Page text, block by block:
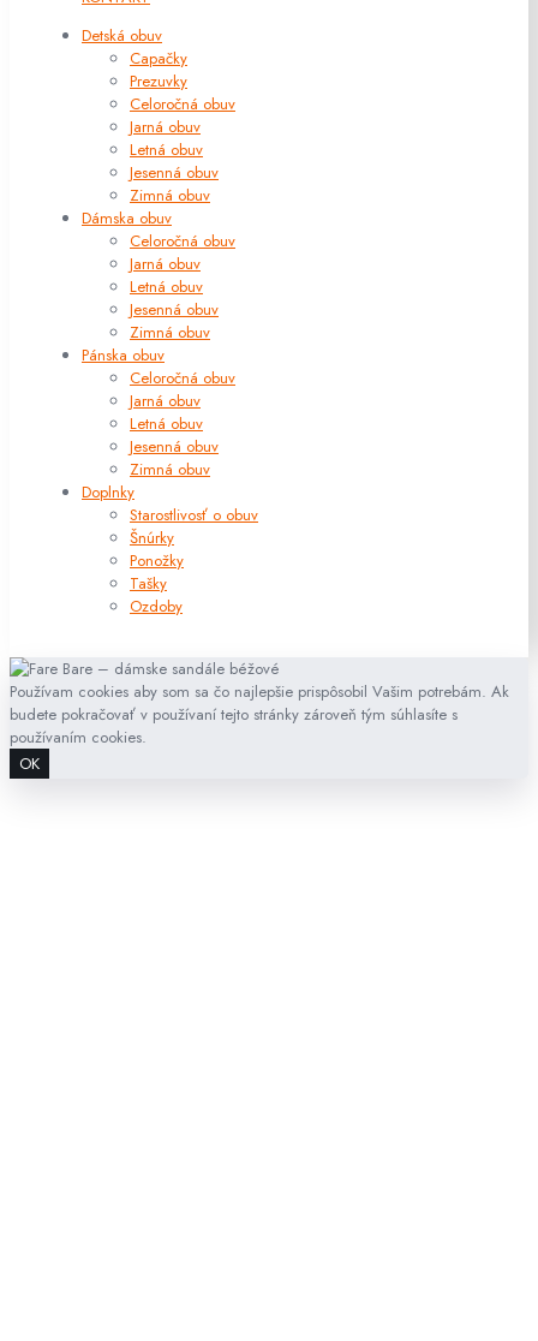
Detská obuv
Capačky
Prezuvky
Celoročná obuv
Jarná obuv
Letná obuv
Jesenná obuv
Zimná obuv
Dámska obuv
Celoročná obuv
Jarná obuv
Letná obuv
Jesenná obuv
Zimná obuv
Pánska obuv
Celoročná obuv
Jarná obuv
Letná obuv
Jesenná obuv
Zimná obuv
Doplnky
Starostlivosť o obuv
Šnúrky
Ponožky
Tašky
Ozdoby
Používam cookies aby som sa čo najlepšie prispôsobil Vašim potrebám. Ak
budete pokračovať v používaní tejto stránky zároveň tým súhlasíte s
používaním cookies.
OK